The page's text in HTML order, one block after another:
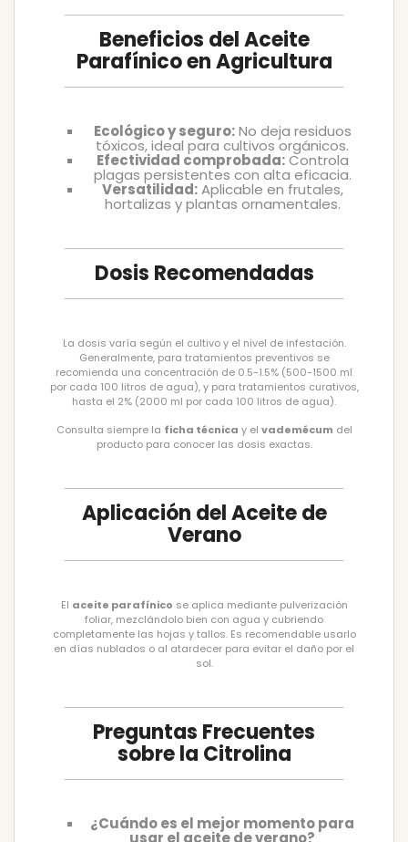
Beneficios del Aceite
Parafínico en Agricultura
Ecológico y seguro:No deja residuos
tóxicos, ideal para cultivos orgánicos.
Efectividad comprobada:Controla
plagas persistentes con alta eficacia.
Versatilidad:Aplicable en frutales,
hortalizas y plantas ornamentales.
Dosis Recomendadas
La dosis varía según el cultivo y el nivel de infestación.
Generalmente, para tratamientos preventivos se
recomienda una concentración de 0.5-1.5% (500-1500 ml
por cada 100 litros de agua), y para tratamientos curativos,
hasta el 2% (2000 ml por cada 100 litros de agua).
Consulta siempre la ficha técnica y el vademécum del
producto para conocer las dosis exactas.
Aplicación del Aceite de
Verano
El aceite parafínico se aplica mediante pulverización
foliar, mezclándolo bien con agua y cubriendo
completamente las hojas y tallos. Es recomendable usarlo
en días nublados o al atardecer para evitar el daño por el
sol.
Preguntas Frecuentes
sobre la Citrolina
¿Cuándo es el mejor momento para